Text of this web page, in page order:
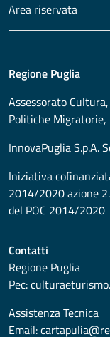
Area riservata
Regione Puglia
Assessorato
Politiche
InnovaPuglia S.p.A.
Iniziativa
2014/2020 azione
del POC 2014/2020
Contatti
Regione Puglia
Pec:
Assistenza Tecnica
Email: